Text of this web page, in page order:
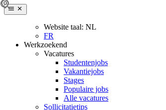
Website taal: NL
FR
Werkzoekend
Vacatures
Studentenjobs
Vakantiejobs
Stages
Populaire jobs
Alle vacatures
Sollicitatietips